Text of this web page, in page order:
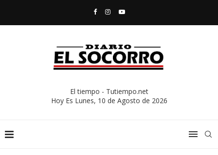
El tiempo - Tutiempo.net
Hoy Es Lunes, 10 de Agosto de 2026